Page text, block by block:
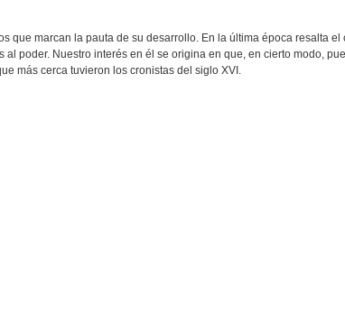
que marcan la pauta de su desarrollo. En la última época resalta
poder. Nuestro interés en él se origina en que, en cierto modo,
más cerca tuvieron los cronistas del siglo XVI.